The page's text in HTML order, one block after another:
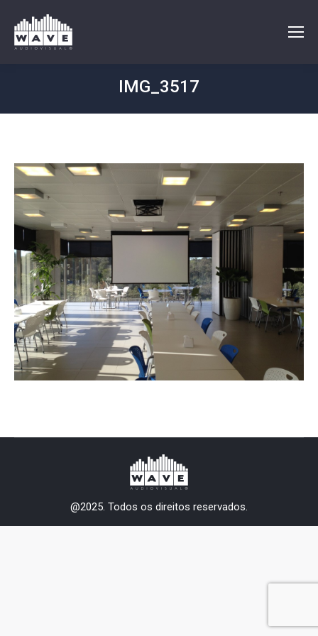
IMG_3517
@2025. Todos os direitos reservados.